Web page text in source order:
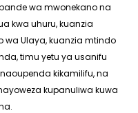
wa mwonekano na
kwa uhuru, kuanzia
Ulaya, kuanzia mtindo
timu yetu ya usanifu
kikamilifu, na
kupanuliwa kuwa